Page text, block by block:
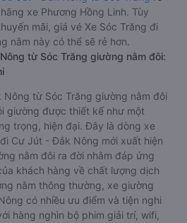
xe Phương Hồng Linh. Tùy
mãi, giá vé Xe Sóc Trăng đi
nằm này có thể sẽ rẻ hơn.
từ Sóc Trăng giường nằm đôi:
từ Sóc Trăng giường nằm đôi
giường được thiết kế như một
trọng, hiện đại. Đây là dòng xe
Cư Jút - Đắk Nông mới xuất hiện
nằm đôi ra đời nhằm đáp ứng
khách hàng về chất lượng dịch
nằm thông thường, xe giường
có nhiều ưu điểm và tiện nghi
hàng nghìn bộ phim giải trí, wifi,